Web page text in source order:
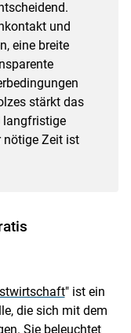
und
eine breite
stärkt das
langfristige
nötige Zeit ist
" ist ein
die sich mit dem
Sie beleuchtet